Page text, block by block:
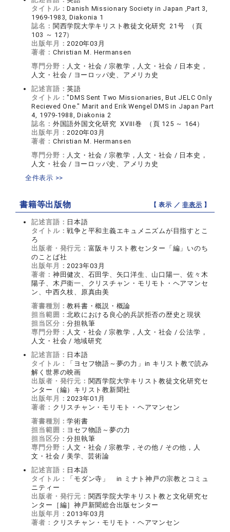
タイトル：Danish Missionary Society in Japan ,Part 3,
1969-1983, Diakonia 1
誌名： 関西学院大学キリスト教徒文化研究 21号 （頁
103 ～ 127）
出版年月：2020年03月
著者： Christian M. Hermansen
専門分野： 人文・社会 / 宗教学，人文・社会 / 日本史，
人文・社会 / ヨーロッパ史、アメリカ史
記述言語：英語
タイトル："DMS Sent Two Missionaries, But JELC Only
Recieved One." Marit and Erik Wengel DMS in Japan Part
4, 1979-1988, Diakonia 2
誌名： 外国語外国文化研究 XVIII巻 （頁 125 ～ 164）
出版年月：2020年03月
著者： Christian M. Hermansen
専門分野： 人文・社会 / 宗教学，人文・社会 / 日本史，
人文・社会 / ヨーロッパ史、アメリカ史
全件表示 >>
書籍等出版物 【 表示 ／非表示 】
記述言語： 日本語
タイトル：戦争と平和主義エキュメニズムが目指すとこ
ろ
出版者・発行元： 富阪キリスト教センター「編」いのち
のことば社
出版年月：2023年03月
著者： 神田健次、石田学、矢口洋生、山口陽一、佐々木
陽子、木戸衛一、クリスチャン・モリモト・ヘアマンセ
ン、中西久枝、原真由美
著書種別：教科書・概説・概論
担当範囲：北欧における良心的兵訳拒否の歴史と現状
担当区分：分担執筆
専門分野： 人文・社会 / 宗教学，人文・社会 / 公法学，
人文・社会 / 地域研究
記述言語： 日本語
タイトル：
「ヨセフ物語～夢の力」in キリスト教で読み
解く世界の映画
出版者・発行元： 関西学院大学キリスト教徒文化研究セ
ンター（編）キリスト教新聞社
出版年月：2023年01月
著者： クリスチャン・モリモト・ヘアマンセン
著書種別：学術書
担当範囲： ヨセフ物語～夢の力
担当区分：分担執筆
専門分野： 人文・社会 / 宗教学，その他 / その他，人
文・社会 / 美学、芸術論
記述言語： 日本語
タイトル：
「モダン寺」 in ミナト神戸の宗教とコミュ
ニティー
出版者・発行元： 関西学院大学キリスト教と文化研究セ
ンター［編］神戸新聞総合出版センター
出版年月：2013年03月
著者： クリスチャン・モリモト・ヘアマンセン